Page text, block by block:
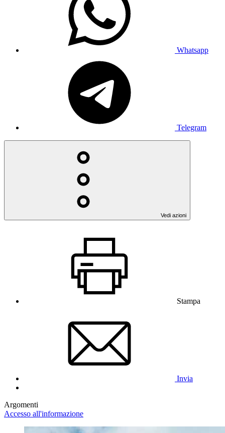
Whatsapp
Telegram
Vedi azioni
Stampa
Invia
Argomenti
Accesso all'informazione